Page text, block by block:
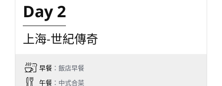
Day 2
上海-世紀傳奇
早餐 ：飯店早餐
午餐 ：中式合菜